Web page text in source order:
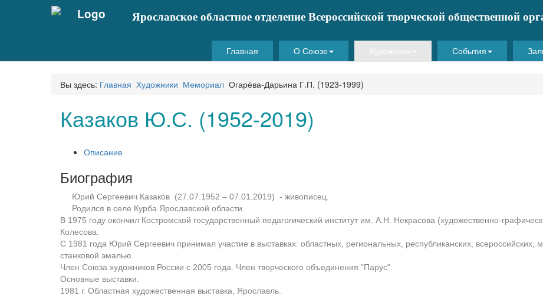
Ярославское областное отделение Всероссийской творческой общественной
Главная О Союзе Художники События
Вы здесь: Главная Художники Мемориал Огарёва-Дарьина Г.П. (1923-1999)
Казаков Ю.С. (1952-2019)
Описание
Биография
Юрий Сергеевич Казаков (27.07.1952 – 07.01.2019) - живописец.
Родился в селе Курба Ярославской области.
В 1975 году окончил Костромской государственный педагогический институт им. А.Н. Некрасова (художественно-
Колесова.
С 1981 года Юрий Сергеевич принимал участие в выставках: областных, региональных, республиканских,
станковой эмалью.
Член Союза художников России с 2005 года. Член творческого объединения "Парус".
Основные выставки:
1981 г. Областная художественная выставка, Ярославль.